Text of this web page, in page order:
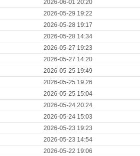
2026-06-01 20:20
2026-05-29 19:22
2026-05-28 19:17
2026-05-28 14:34
2026-05-27 19:23
2026-05-27 14:20
2026-05-25 19:49
2026-05-25 19:26
2026-05-25 15:04
2026-05-24 20:24
2026-05-24 15:03
2026-05-23 19:23
2026-05-23 14:54
2026-05-22 19:06